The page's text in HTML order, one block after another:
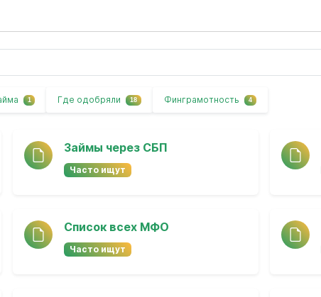
1 Где одобряли 18 Финграмотность 4
Займы через СБП
Часто ищут
Список всех МФО
Часто ищут